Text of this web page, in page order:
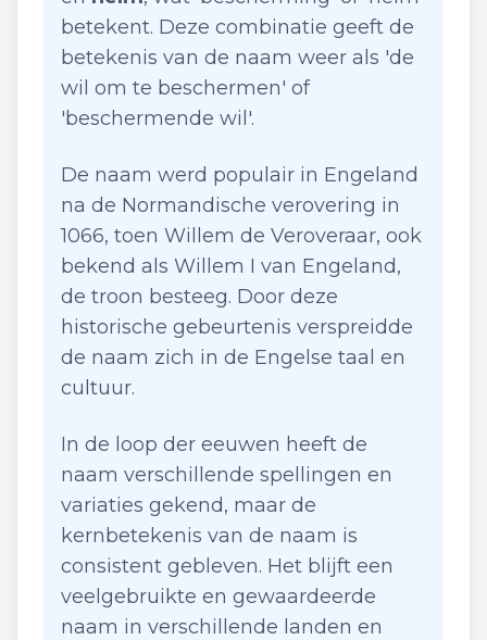
betekent. Deze combinatie geeft de
betekenis van de naam weer als 'de
wil om te beschermen' of
'beschermende wil'.
De naam werd populair in Engeland
na de Normandische verovering in
1066, toen Willem de Veroveraar, ook
bekend als Willem I van Engeland,
de troon besteeg. Door deze
historische gebeurtenis verspreidde
de naam zich in de Engelse taal en
cultuur.
In de loop der eeuwen heeft de
naam verschillende spellingen en
variaties gekend, maar de
kernbetekenis van de naam is
consistent gebleven. Het blijft een
veelgebruikte en gewaardeerde
naam in verschillende landen en